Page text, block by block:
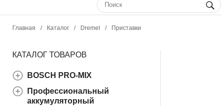
Главная / Каталог / Dremel / Приставки
КАТАЛОГ ТОВАРОВ
BOSCH PRO-MIX
Профессиональный
аккумуляторный